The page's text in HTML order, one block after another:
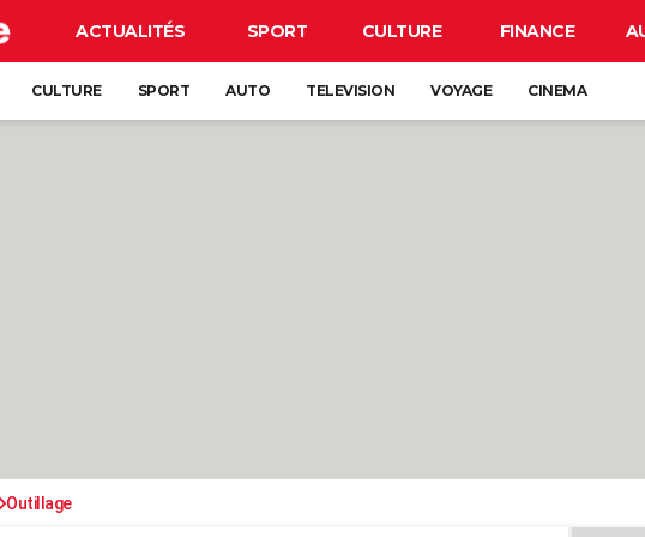
ACTUALITÉS SPORT CULTURE FINANCE
CULTURE SPORT AUTO TELEVISION VOYAGE CINEMA
Outillage